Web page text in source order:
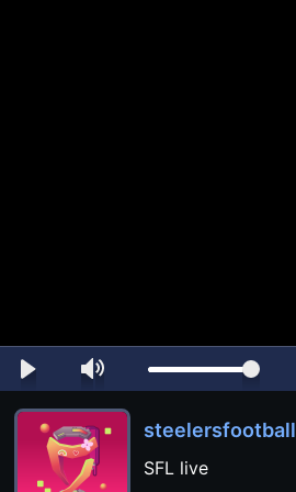
steelersfootball
SFL live